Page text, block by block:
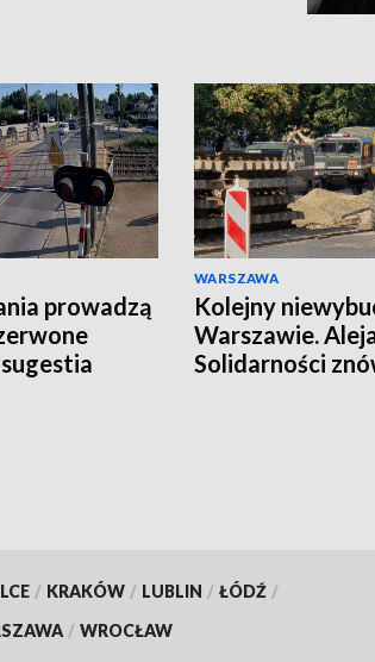
prowadzą
WARSZAWA
Kolejny
Warszawie.
Solidarności
/ KRAKÓW / LUBLIN / ŁÓDŹ /
/ WROCŁAW